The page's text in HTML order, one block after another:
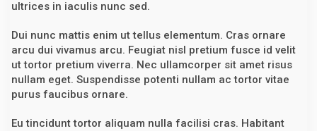
ultrices in iaculis nunc sed.
Dui nunc mattis enim ut tellus elementum. Cras ornare
arcu dui vivamus arcu. Feugiat nisl pretium fusce id velit
ut tortor pretium viverra. Nec ullamcorper sit amet risus
nullam eget. Suspendisse potenti nullam ac tortor vitae
purus faucibus ornare.
Eu tincidunt tortor aliquam nulla facilisi cras. Habitant